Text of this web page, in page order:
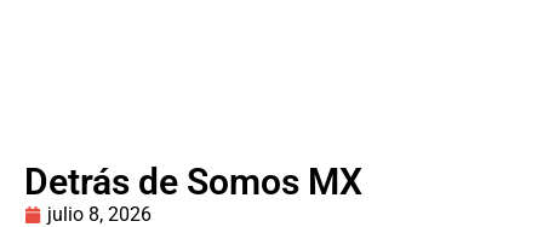
Detrás de Somos MX
julio 8, 2026